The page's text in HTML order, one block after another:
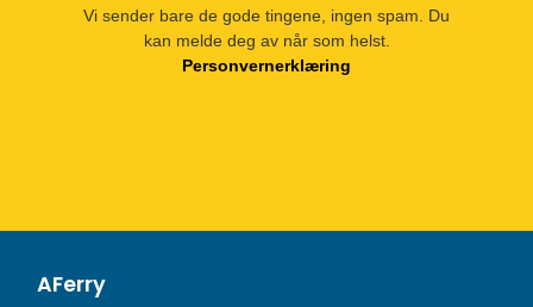
Vi sender bare de gode tingene, ingen spam. Du
kan melde deg av når som helst.
Personvernerklæring
AFerry